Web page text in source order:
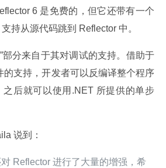
6 是免费的，但它还带有一个
持从源代码跳到 Reflector 中。
部分来自于其对调试的支持。借助于
的支持，开发者可以反编译整个程序
后就可以使用.NET 所提供的单步
说到：
Reflector 进行了大量的增强，希